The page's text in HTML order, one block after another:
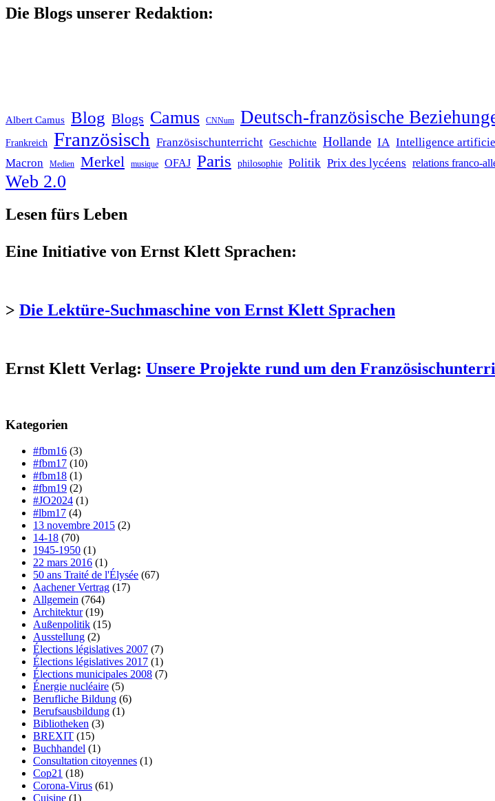
Die Blogs unserer Redaktion:
Albert Camus Blog Blogs Camus CNNum Deutsch-französische
Frankreich Französisch Französischunterricht Geschichte Hollande IA Intelligence
Macron Medien Merkel musique OFAJ Paris philosophie Politik Prix des lycéens relations franco-
Web 2.0
Lesen fürs Leben
Eine Initiative von Ernst Klett Sprachen:
> Die Lektüre-Suchmaschine von Ernst Klett Sprachen
Ernst Klett Verlag: Unsere Projekte rund um den
Kategorien
#fbm16 (3)
#fbm17 (10)
#fbm18 (1)
#fbm19 (2)
#JO2024 (1)
#lbm17 (4)
13 novembre 2015 (2)
14-18 (70)
1945-1950 (1)
22 mars 2016 (1)
50 ans Traité de l'Élysée (67)
Aachener Vertrag (17)
Allgemein (764)
Architektur(19)
Außenpolitik (15)
Ausstellung (2)
Élections législatives 2007 (7)
Élections législatives 2017 (1)
Élections municipales 2008 (7)
Énergie nucléaire (5)
Berufliche Bildung (6)
Berufsausbildung (1)
Bibliotheken (3)
BREXIT (15)
Buchhandel (1)
Consultation citoyennes (1)
Cop21 (18)
Corona-Virus (61)
Cuisine (1)